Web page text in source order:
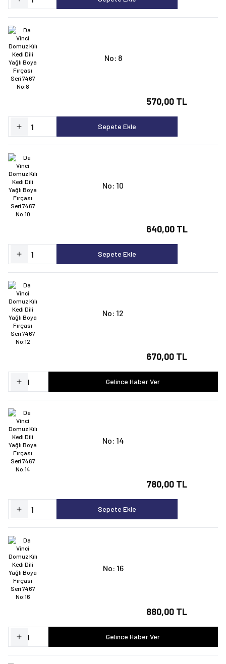
No: 8
570,00 TL
Sepete Ekle
No: 10
640,00 TL
Sepete Ekle
No: 12
670,00 TL
Gelince Haber Ver
No: 14
780,00 TL
Sepete Ekle
No: 16
880,00 TL
Gelince Haber Ver